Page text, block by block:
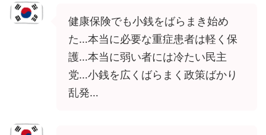
健康保険でも小銭をばらまき始め
た…本当に必要な重症患者は軽く保
護…本当に弱い者には冷たい民主
党…小銭を広くばらまく政策ばかり
乱発…